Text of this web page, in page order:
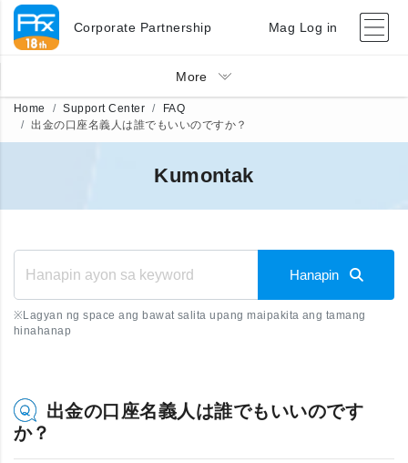
Corporate Partnership Mag Log in
More
Home Support Center
FAQ
出金の口座名義人は誰でもいいのですか？
Kumontak
Hanapin
※Lagyan ng space ang bawat salita upang maipakita ang tamang
hinahanap
出金の口座名義人は誰でもいいのです
か？